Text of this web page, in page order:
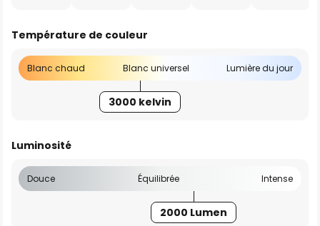
Température de couleur
Blanc chaud Blanc universel Lumière du jour
3000 kelvin
Luminosité
Douce Équilibrée Intense
2000 Lumen